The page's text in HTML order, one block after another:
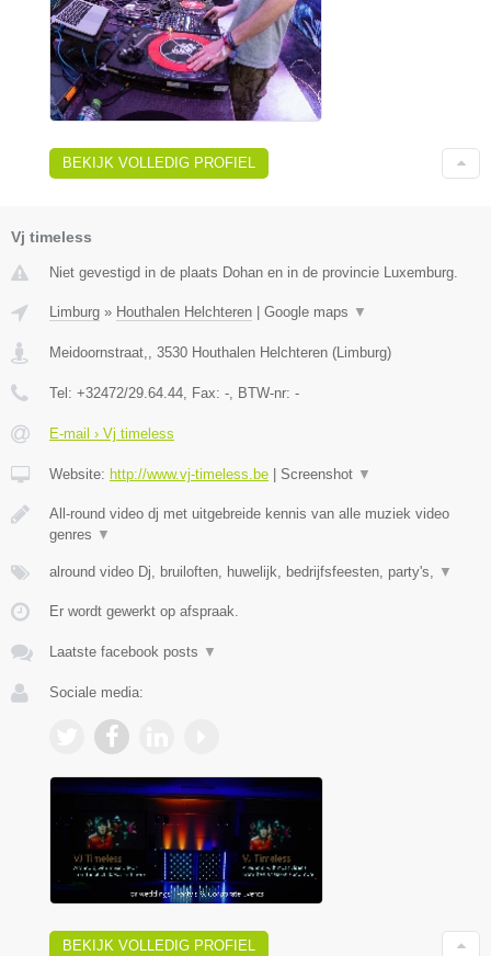
BEKIJK VOLLEDIG PROFIEL
Vj timeless
Niet gevestigd in de plaats Dohan en in de provincie Luxemburg.
Limburg » Houthalen Helchteren Google maps ▼
Meidoornstraat, 3530 Houthalen Helchteren ( Limburg)
Tel: +32472/29.64.44 , Fax: - , BTW-nr: -
E-mail › Vj timeless
Website: http://www.vj-timeless.be Screenshot ▼
All-round video dj met uitgebreide kennis van alle muziek video
genres ▼
alround video Dj, bruiloften, huwelijk, bedrijfsfeesten, party's, ▼
Er wordt gewerkt op afspraak.
Laatste facebook posts ▼
Sociale media:
BEKIJK VOLLEDIG PROFIEL